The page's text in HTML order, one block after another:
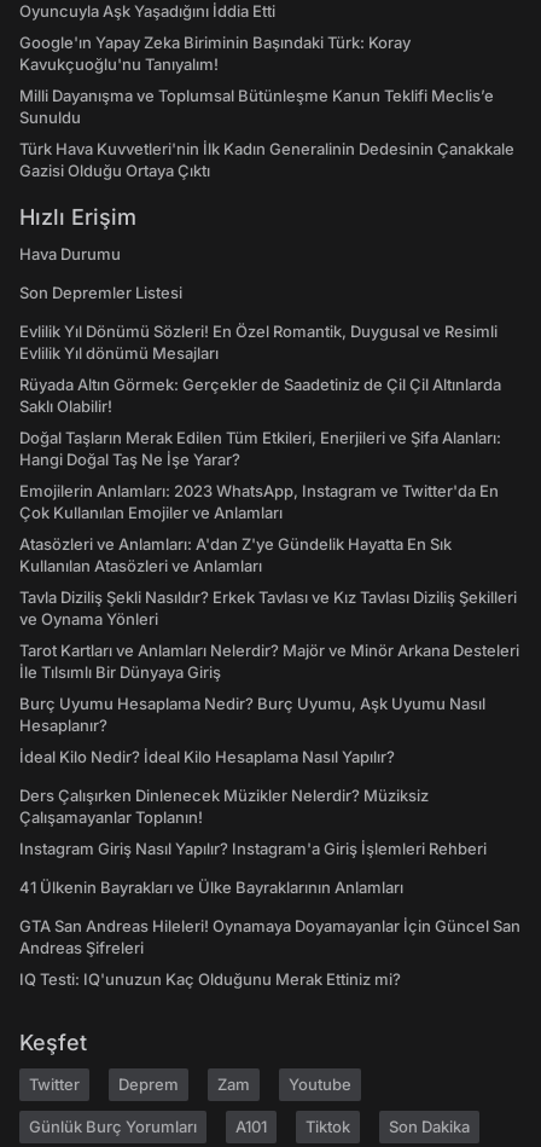
Oyuncuyla Aşk Yaşadığını İddia Etti
Google'ın Yapay Zeka Biriminin Başındaki Türk: Koray
Kavukçuoğlu'nu Tanıyalım!
Milli Dayanışma ve Toplumsal Bütünleşme Kanun Teklifi Meclis’e
Sunuldu
Türk Hava Kuvvetleri'nin İlk Kadın Generalinin Dedesinin Çanakkale
Gazisi Olduğu Ortaya Çıktı
Hızlı Erişim
Hava Durumu
Son Depremler Listesi
Evlilik Yıl Dönümü Sözleri! En Özel Romantik, Duygusal ve Resimli
Evlilik Yıl dönümü Mesajları
Rüyada Altın Görmek: Gerçekler de Saadetiniz de Çil Çil Altınlarda
Saklı Olabilir!
Doğal Taşların Merak Edilen Tüm Etkileri, Enerjileri ve Şifa Alanları:
Hangi Doğal Taş Ne İşe Yarar?
Emojilerin Anlamları: 2023 WhatsApp, Instagram ve Twitter'da En
Çok Kullanılan Emojiler ve Anlamları
Atasözleri ve Anlamları: A'dan Z'ye Gündelik Hayatta En Sık
Kullanılan Atasözleri ve Anlamları
Tavla Diziliş Şekli Nasıldır? Erkek Tavlası ve Kız Tavlası Diziliş Şekilleri
ve Oynama Yönleri
Tarot Kartları ve Anlamları Nelerdir? Majör ve Minör Arkana Desteleri
İle Tılsımlı Bir Dünyaya Giriş
Burç Uyumu Hesaplama Nedir? Burç Uyumu, Aşk Uyumu Nasıl
Hesaplanır?
İdeal Kilo Nedir? İdeal Kilo Hesaplama Nasıl Yapılır?
Ders Çalışırken Dinlenecek Müzikler Nelerdir? Müziksiz
Çalışamayanlar Toplanın!
Instagram Giriş Nasıl Yapılır? Instagram'a Giriş İşlemleri Rehberi
41 Ülkenin Bayrakları ve Ülke Bayraklarının Anlamları
GTA San Andreas Hileleri! Oynamaya Doyamayanlar İçin Güncel San
Andreas Şifreleri
IQ Testi: IQ'unuzun Kaç Olduğunu Merak Ettiniz mi?
Keşfet
Twitter Deprem Zam Youtube
Günlük Burç Yorumları A101 Tiktok Son Dakika